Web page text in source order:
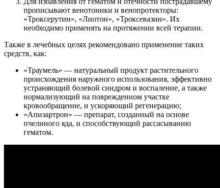
прописывают венотоники и венопротекторы:
«Троксерутин», «Лиотон», «Троксевазин». Их
необходимо применять на протяжении всей терапии.
Также в лечебных целях рекомендовано применение таких
средств, как:
«Траумель» — натуральный продукт растительного
происхождения наружного использования, эффективно
устраняющий болевой синдром и воспаление, а также
нормализующий на поврежденном участке
кровообращение, и ускоряющий регенерацию;
«Апизартрон» — препарат, созданный на основе
пчелиного яда, и способствующий рассасыванию
гематом.